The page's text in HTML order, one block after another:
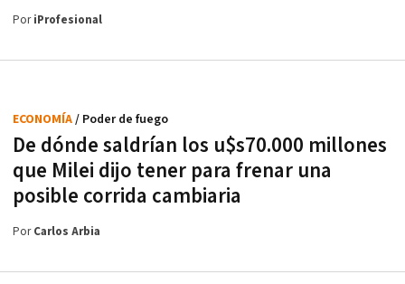
PoriProfesional
De dónde saldrían los u$s70.000 millones
que Milei dijo tener para frenar una
posible corrida cambiaria
ECONOMÍA/ Poder de fuego
PorCarlos Arbia